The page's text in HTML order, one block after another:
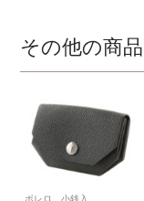
その他の商品
ボレロ 小銭入